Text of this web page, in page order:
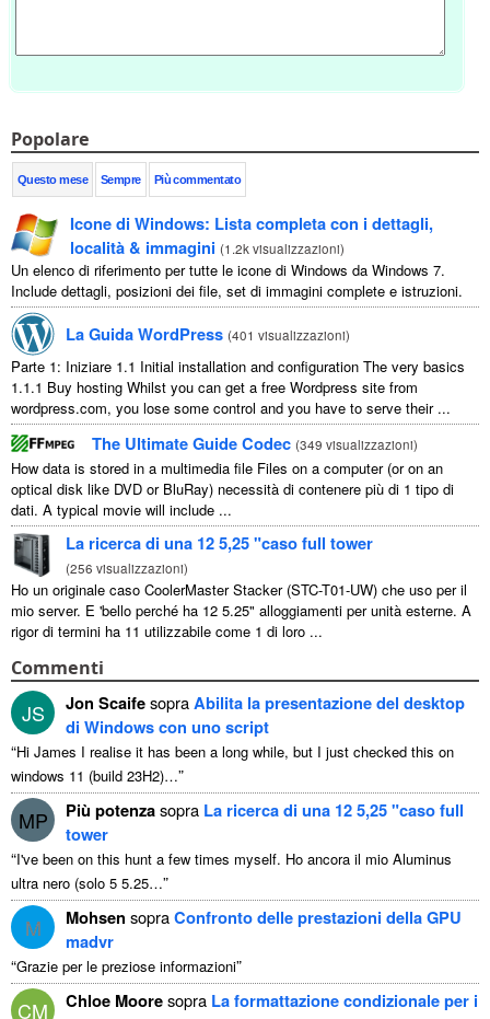
Popolare
Questo mese Sempre Più commentato
Icone di Windows: Lista completa con i dettagli,
località & immagini (1.2k visualizzazioni)
Un elenco di riferimento per tutte le icone di Windows da Windows 7.
Include dettagli, posizioni dei file, set di immagini complete e istruzioni.
La Guida WordPress (401 visualizzazioni)
Parte 1: Iniziare 1.1 Initial installation and configuration The very basics
1.1.1 Buy hosting Whilst you can get a free Wordpress site from
wordpress.com, you lose some control and you have to serve their...
The Ultimate Guide Codec (349 visualizzazioni)
How data is stored in a multimedia file Files on a computer(or on an
optical disk like DVD or BluRay) necessità di contenere più di 1 tipo di
dati. A typical movie will include ...
La ricerca di una 12 5,25 "caso full tower
(256 visualizzazioni)
Ho un originale caso CoolerMaster Stacker (STC-T01-UW) che uso per il
mio server. E 'bello perché ha 12 5.25" alloggiamenti per unità esterne. A
rigor di termini ha 11 utilizzabile come 1 di loro ...
Commenti
JS Jon ScaifesopraAbilita la presentazione del desktop
di Windows con uno script
“Hi James I realise it has been a long while, but I just checked this on
windows 11 (build 23H2)…”
MP Più potenzasopra La ricerca di una 12 5,25 "caso full
tower
“I've been on this hunt a few times myself. Ho ancora il mio Aluminus
ultra nero (solo 5 5.25…”
M Mohsen sopraConfronto delle prestazioni della GPU
madvr
“Grazie per le preziose informazioni”
CM Chloe Mooresopra La formattazione condizionale per i